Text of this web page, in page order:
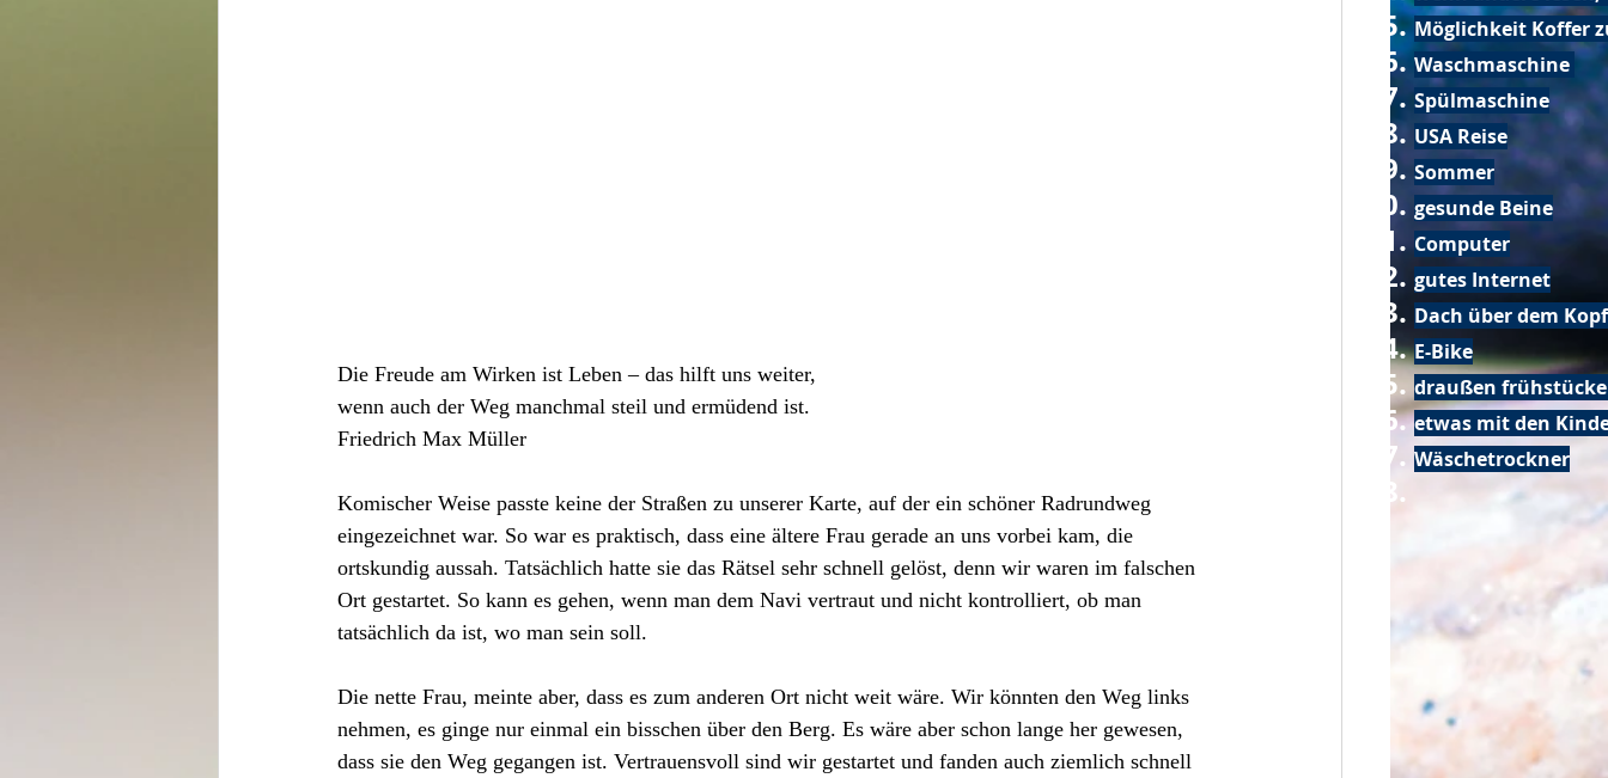
Die Freude am Wirken ist Leben – das hilft uns weiter,
wenn auch der Weg manchmal steil und ermüdend ist.
Friedrich Max Müller
Komischer Weise passte keine der Straßen zu unserer Karte, auf der ein schöner Radrundweg
eingezeichnet war. So war es praktisch, dass eine ältere Frau gerade an uns vorbei kam, die
ortskundig aussah. Tatsächlich hatte sie das Rätsel sehr schnell gelöst, denn wir waren im falschen
Ort gestartet. So kann es gehen, wenn man dem Navi vertraut und nicht kontrolliert, ob man
tatsächlich da ist, wo man sein soll.
Die nette Frau, meinte aber, dass es zum anderen Ort nicht weit wäre. Wir könnten den Weg links
nehmen, es ginge nur einmal ein bisschen über den Berg. Es wäre aber schon lange her gewesen,
dass sie den Weg gegangen ist. Vertrauensvoll sind wir gestartet und fanden auch ziemlich schnell
Möglichkeit Koffer
Waschmaschine
Spülmaschine
USA Reise
Sommer
gesunde Beine
Computer
gutes Internet
Dach über dem Kopf
E-Bike
draußen
etwas mit den
Wäschetrockner